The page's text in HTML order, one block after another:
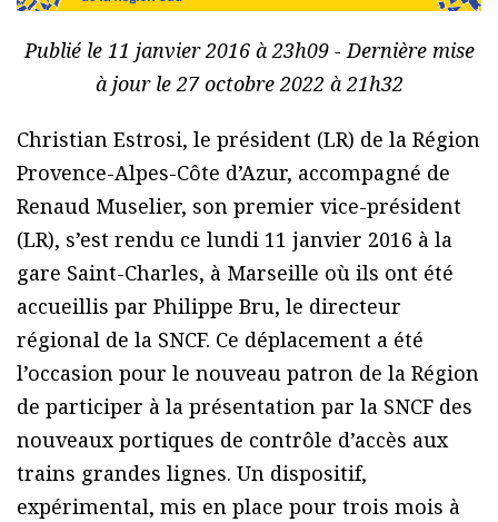
Publié le 11 janvier 2016 à 23h09 - Dernière mise
à jour le 27 octobre 2022 à 21h32
Christian Estrosi, le président (LR) de la Région
Provence-Alpes-Côte d’Azur, accompagné de
Renaud Muselier, son premier vice-président
(LR), s’est rendu ce lundi 11 janvier 2016 à la
gare Saint-Charles, à Marseille où ils ont été
accueillis par Philippe Bru, le directeur
régional de la SNCF. Ce déplacement a été
l’occasion pour le nouveau patron de la Région
de participer à la présentation par la SNCF des
nouveaux portiques de contrôle d’accès aux
trains grandes lignes. Un dispositif,
expérimental, mis en place pour trois mois à